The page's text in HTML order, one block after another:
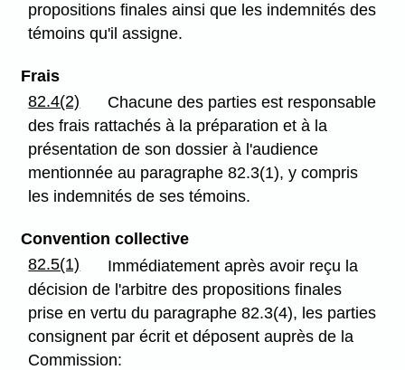
propositions finales ainsi que les indemnités des
témoins qu'il assigne.
Frais
82.4(2)
Chacune des parties est responsable
des frais rattachés à la préparation et à la
présentation de son dossier à l'audience
mentionnée au paragraphe 82.3(1), y compris
les indemnités de ses témoins.
Convention collective
82.5(1)
Immédiatement après avoir reçu la
décision de l'arbitre des propositions finales
prise en vertu du paragraphe 82.3(4), les parties
consignent par écrit et déposent auprès de la
Commission: